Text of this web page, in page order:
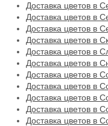
Доставка цветов в
Доставка цветов в
Доставка цветов в
Доставка цветов в
Доставка цветов в
Доставка цветов в
Доставка цветов в
Доставка цветов в
Доставка цветов в
Доставка цветов в
Доставка цветов в